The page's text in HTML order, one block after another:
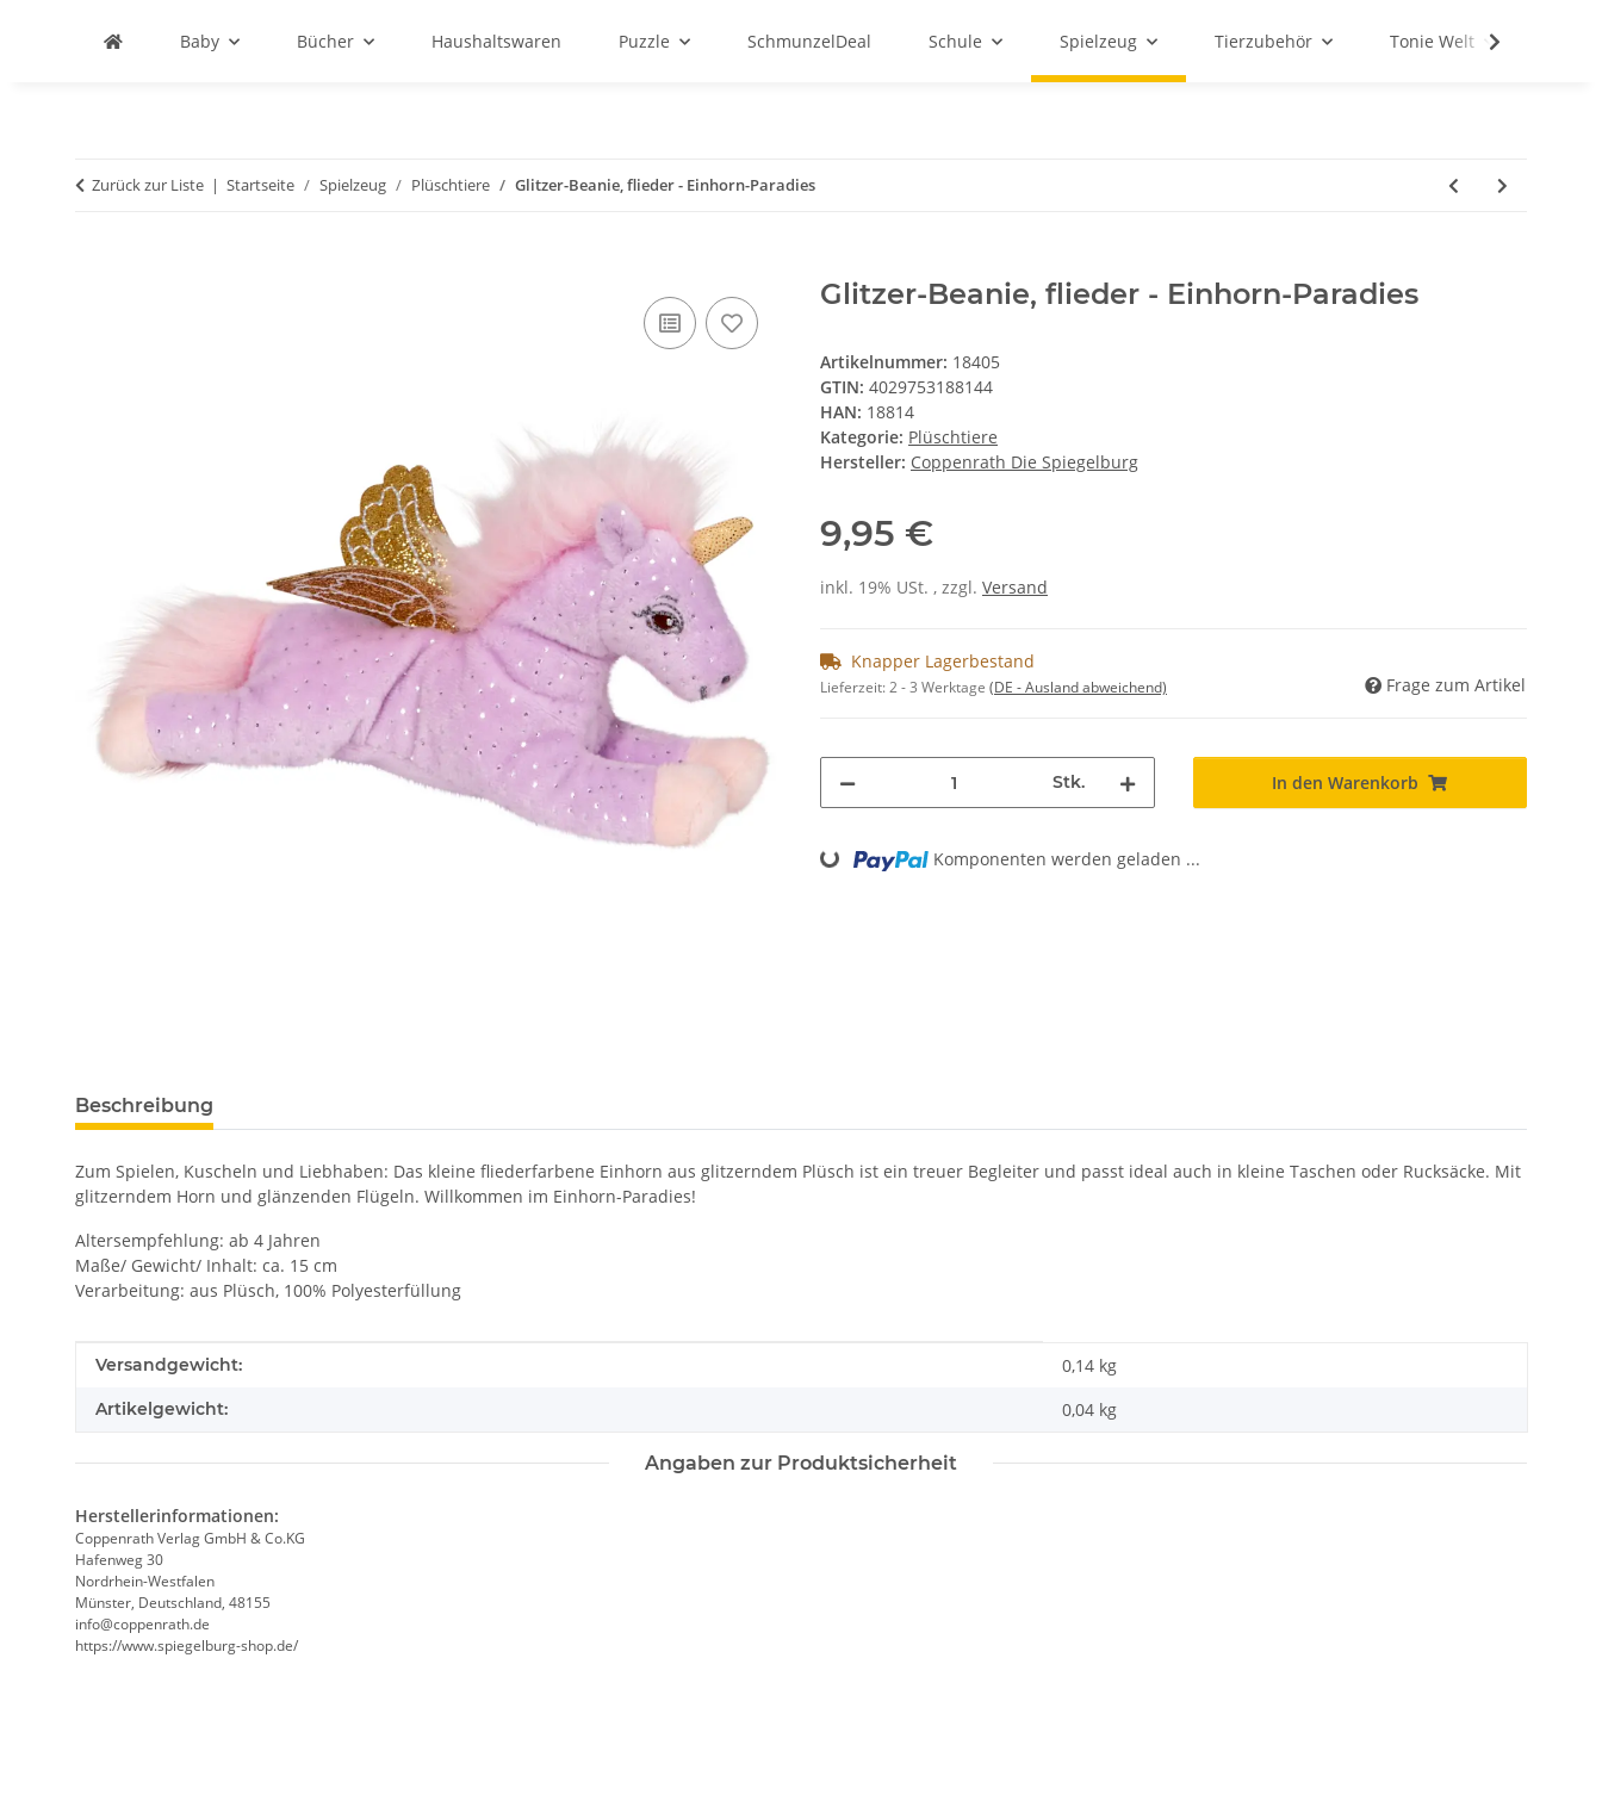
Baby Bücher Haushaltswaren Puzzle SchmunzelDeal Schule Spielzeug Tierzubehör Tonie Welt
Zurück zur Liste Startseite Spielzeug Plüschtiere Glitzer-Beanie, flieder - Einhorn-Paradies
Glitzer-Beanie, flieder - Einhorn-Paradies
Artikelnummer: 18405
GTIN: 4029753188144
HAN: 18814
Kategorie: Plüschtiere
Hersteller: Coppenrath Die Spiegelburg
9,95 €
inkl. 19% USt. , zzgl. Versand
Knapper Lagerbestand
Lieferzeit:2 - 3 Werktage (DE - Ausland abweichend) Frage zum Artikel
Stk. In den Warenkorb
Loading... Komponenten werden geladen ...
Beschreibung
Zum Spielen, Kuscheln und Liebhaben: Das kleine fliederfarbene Einhorn aus glitzerndem Plüsch ist ein treuer Begleiter und passt ideal auch in kleine Taschen oder Rucksäcke. Mit
glitzerndem Horn und glänzenden Flügeln. Willkommen im Einhorn-Paradies!
Altersempfehlung: ab 4 Jahren
Maße/ Gewicht/ Inhalt: ca. 15 cm
Verarbeitung: aus Plüsch, 100% Polyesterfüllung
Produkteigenschaft
Wert
Versandgewicht: 0,14 kg
Artikelgewicht: 0,04 kg
Angaben zur Produktsicherheit
Herstellerinformationen:
Coppenrath Verlag GmbH & Co.KG
Hafenweg 30
Nordrhein-Westfalen
Münster, Deutschland, 48155
info@coppenrath.de
https://www.spiegelburg-shop.de/